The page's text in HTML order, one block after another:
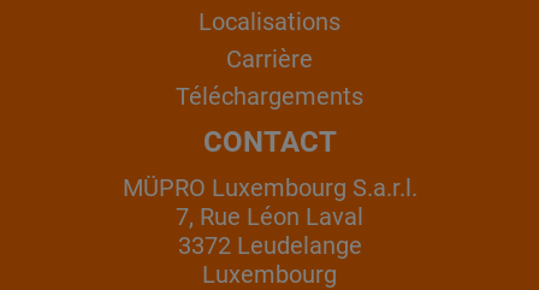
Localisations
Carrière
Téléchargements
CONTACT
MÜPRO Luxembourg S.a.r.l.
7, Rue Léon Laval
3372 Leudelange
Luxembourg